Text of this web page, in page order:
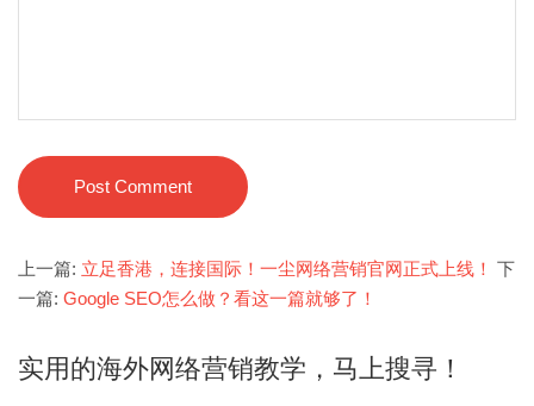
Post Comment
上一篇: 立足香港，连接国际！一尘网络营销官网正式上线！ 下
一篇: Google SEO怎么做？看这一篇就够了！
实用的海外网络营销教学，马上搜寻！